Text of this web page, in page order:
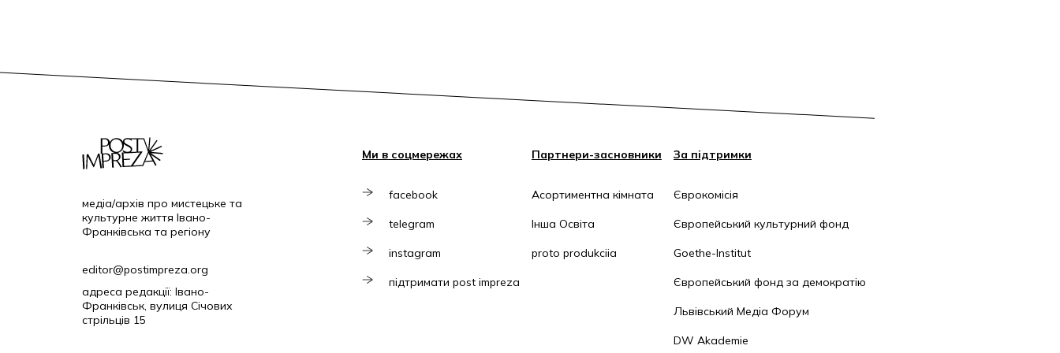
медіа/архів про мистецьке та
культурне життя Івано-
Франківська та регіону
editor@postimpreza.org
адреса редакції: Івано-
Франківськ, вулиця Січових
стрільців 15
Ми в соцмережах
facebook
telegram
instagram
підтримати post impreza
Партнери-засновники
Асортиментна кімната
Інша Освіта
proto produkciia
За підтримки
Єврокомісія
Європейський культурний фонд
Goethe-Institut
Європейський фонд за демократію
Львівський Медіа Форум
DW Akademie